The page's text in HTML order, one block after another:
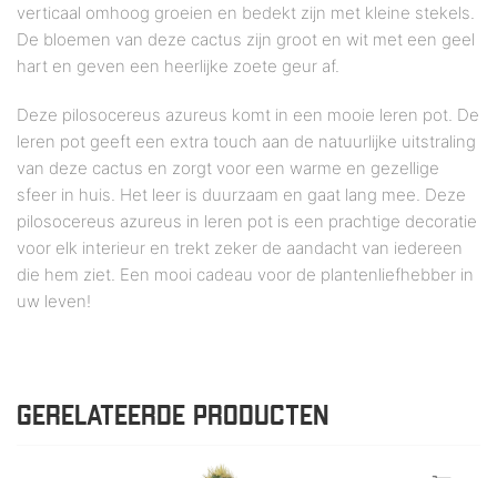
verticaal omhoog groeien en bedekt zijn met kleine stekels.
De bloemen van deze cactus zijn groot en wit met een geel
hart en geven een heerlijke zoete geur af.
Deze pilosocereus azureus komt in een mooie leren pot. De
leren pot geeft een extra touch aan de natuurlijke uitstraling
van deze cactus en zorgt voor een warme en gezellige
sfeer in huis. Het leer is duurzaam en gaat lang mee. Deze
pilosocereus azureus in leren pot is een prachtige decoratie
voor elk interieur en trekt zeker de aandacht van iedereen
die hem ziet. Een mooi cadeau voor de plantenliefhebber in
uw leven!
GERELATEERDE PRODUCTEN